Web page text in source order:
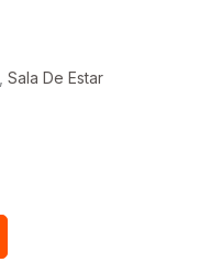
Sala De Estar